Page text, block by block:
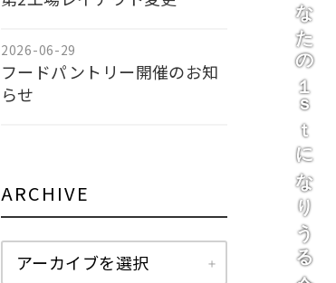
あなたの１ｓｔになりうる会社
2026-06-29
フードパントリー開催のお知
らせ
ARCHIVE
アーカイブを選択